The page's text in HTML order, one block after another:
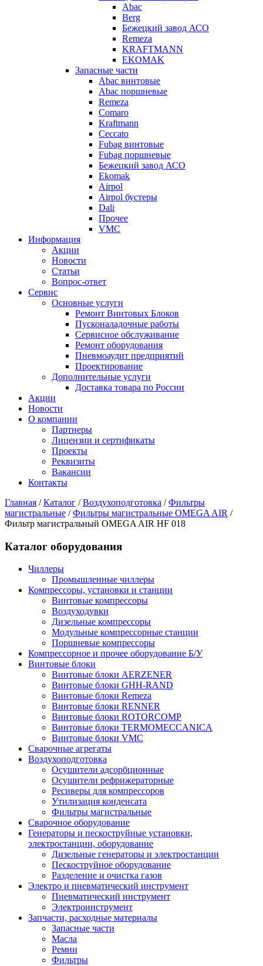
Abac
Berg
Бежецкий завод АСО
Remeza
KRAFTMANN
EKOMAK
Запасные части
Abac винтовые
Abac поршневые
Remeza
Comaro
Kraftmann
Ceccato
Fubag винтовые
Fubag поршневые
Бежецкий завод АСО
Ekomak
Airpol
Airpol бустеры
Dali
Прочее
VMC
Информация
Акции
Новости
Статьи
Вопрос-ответ
Сервис
Основные услуги
Ремонт Винтовых Блоков
Пусконаладочные работы
Сервисное обслуживание
Ремонт оборудования
Пневмоаудит предприятий
Проектирование
Дополнительные услуги
Доставка товара по России
Акции
Новости
О компании
Партнеры
Лицензии и сертификаты
Проекты
Реквизиты
Вакансии
Контакты
Главная /Каталог /Воздухоподготовка /Фильтры
магистральные /Фильтры магистральные OMEGA AIR /
Фильтр магистральный OMEGA AIR HF 018
Каталог оборудования
Чиллеры
Промышленные чиллеры
Компрессоры, установки и станции
Винтовые компрессоры
Воздуходувки
Дизельные компрессоры
Модульные компрессорные станции
Поршневые компрессоры
Компрессорное и прочее оборудование Б/У
Винтовые блоки
Винтовые блоки AERZENER
Винтовые блоки GHH-RAND
Винтовые блоки Remeza
Винтовые блоки RENNER
Винтовые блоки ROTORCOMP
Винтовые блоки TERMOMECCANICA
Винтовые блоки VMC
Сварочные агрегаты
Воздухоподготовка
Осушители адсорбционные
Осушители рефрижераторные
Ресиверы для компрессоров
Утилизация конденсата
Фильтры магистральные
Сварочное оборудование
Генераторы и пескоструйные установки,
электростанции, оборудование
Дизельные генераторы и электростанции
Пескоструйное оборудование
Разделение и очистка газов
Электро и пневматический инструмент
Пневматический инструмент
Электроинструмент
Запчасти, расходные материалы
Запасные части
Масла
Ремни
Фильтры